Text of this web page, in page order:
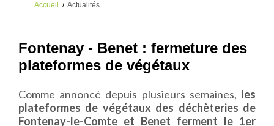
Accueil / Actualités
Fontenay - Benet : fermeture des
plateformes de végétaux
Comme annoncé depuis plusieurs semaines, les
plateformes de végétaux des déchèteries de
Fontenay-le-Comte et Benet ferment le 1er